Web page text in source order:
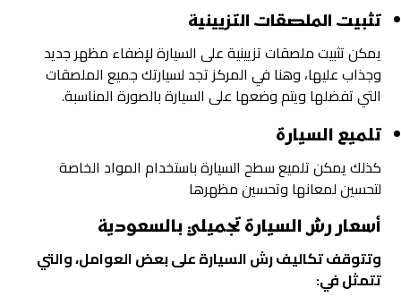
تثبيت الملصقات التزيينية
يمكن تثبيت ملصقات تزيينية على السيارة لإضفاء مظهر جديد
وجذاب عليها، وهنا في المركز تجد لسيارتك جميع الملصقات
التي تفضلها ويتم وضعها على السيارة بالصورة المناسبة.
تلميع السيارة
كذلك يمكن تلميع سطح السيارة باستخدام المواد الخاصة
لتحسين لمعانها وتحسين مظهرها
أسعار رش السيارة تجميلي بالسعودية
وتتوقف تكاليف رش السيارة على بعض العوامل، والتي
تتمثل في: